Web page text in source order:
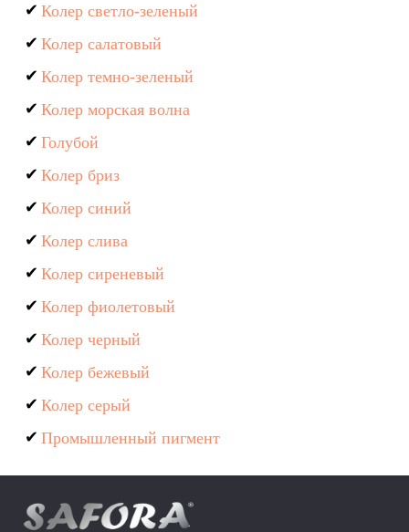
Колер светло-зеленый
Колер салатовый
Колер темно-зеленый
Колер морская волна
Голубой
Колер бриз
Колер синий
Колер слива
Колер сиреневый
Колер фиолетовый
Колер черный
Колер бежевый
Колер серый
Промышленный пигмент